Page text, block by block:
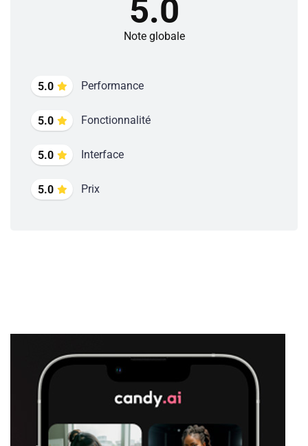
5.0 Performance
5.0 Fonctionnalité
5.0 Interface
5.0 Prix
5.0
Note globale